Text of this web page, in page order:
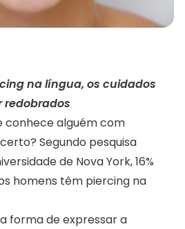
na língua, os cuidados
redobrados
alguém com
Segundo pesquisa
de Nova York, 16%
homens têm piercing na
forma de expressar a